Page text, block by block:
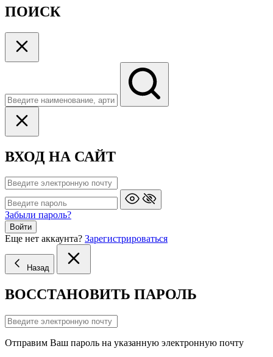
ПОИСК
ВХОД НА САЙТ
Забыли пароль?
Войти
Еще нет аккаунта? Зарегистрироваться
Назад
ВОССТАНОВИТЬ ПАРОЛЬ
Отправим Ваш пароль на указанную электронную почту